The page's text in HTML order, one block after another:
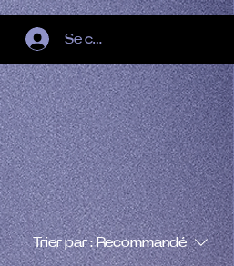
Se connecter
Trier par : Recommandé